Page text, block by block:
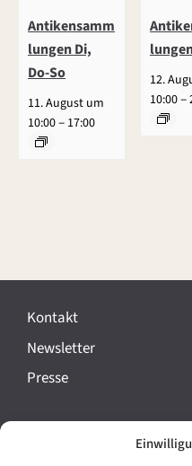
Antikensamm
lungen Di,
Do-So
11. August um
10:00– 17:00
12.
10:00–
e
a
n
t
Kontakt
Newsletter
Presse